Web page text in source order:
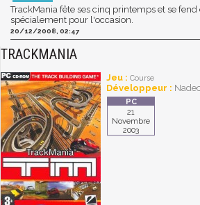
TrackMania fête ses cinq printemps et se
spécialement pour l'occasion.
20/12/2008, 02:47
TRACKMANIA
Jeu : Course
Développeur :
21
Novembre
2003